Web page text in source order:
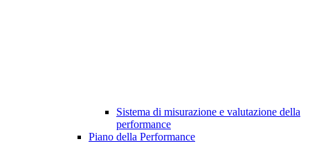
Sistema di misurazione e valutazione della
performance
Piano della Performance